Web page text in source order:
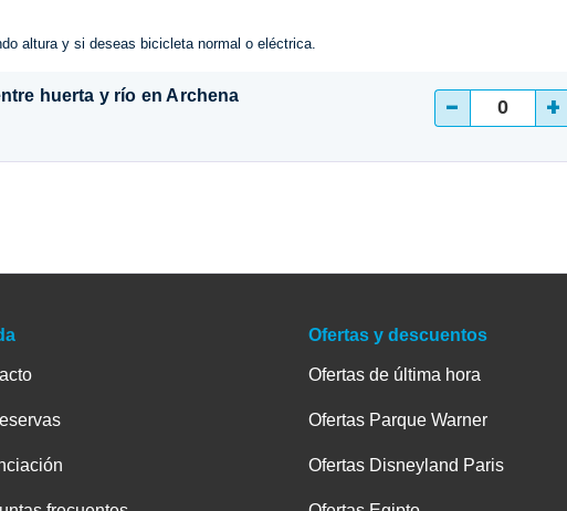
altura y si deseas bicicleta normal o eléctrica.
huerta y río en Archena - +
Ofertas y descuentos
Ofertas de última hora
Ofertas Parque Warner
Ofertas Disneyland Paris